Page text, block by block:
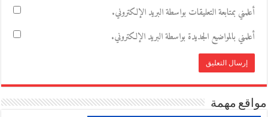
أعلمني بمتابعة التعليقات بواسطة البريد الإلكتروني.
أعلمني بالمواضيع الجديدة بواسطة البريد الإلكتروني.
مواقع مهمة